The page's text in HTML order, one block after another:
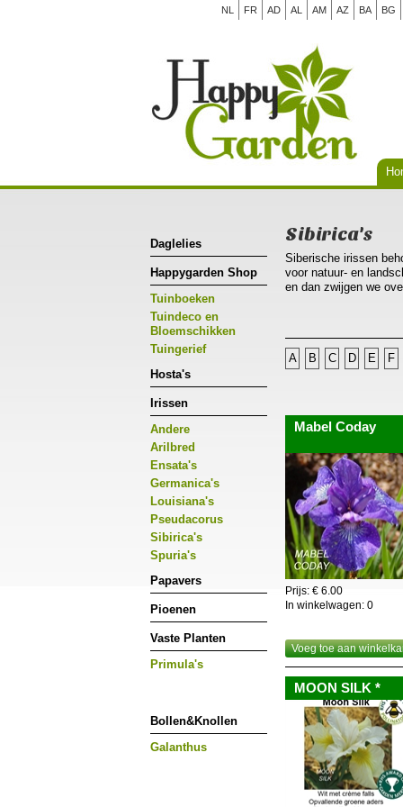
NL FR AD AL AM AZ BA BG
Daglelies
Happygarden Shop
Tuinboeken
Tuindeco en
Bloemschikken
Tuingerief
Hosta's
Irissen
Andere
Arilbred
Ensata's
Germanica's
Louisiana's
Pseudacorus
Sibirica's
Spuria's
Papavers
Pioenen
Vaste Planten
Primula's
Bollen&Knollen
Galanthus
Sibirica's
Siberische irissen
voor natuur- en
en dan zwijgen we
zo'n 5- 10 cm diep en
40 cm uit elkaar op
Sibirica's zijn niet
conditie door in
Dit kan een
De nieuwe wortels
van tijd
dan de boodschap.
Verwijder in najaar
Bloemen lenen zich
tetraploide soorten
A B C D E F
Mabel Coday
Prijs: € 6.00
In winkelwagen: 0
Voeg toe aan
MOON SILK *